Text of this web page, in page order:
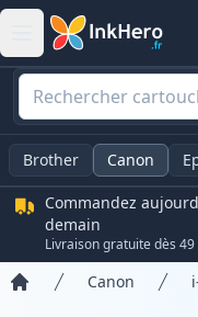
Brother Canon
Commandez
demain
Livraison gratuite dès 49
Canon